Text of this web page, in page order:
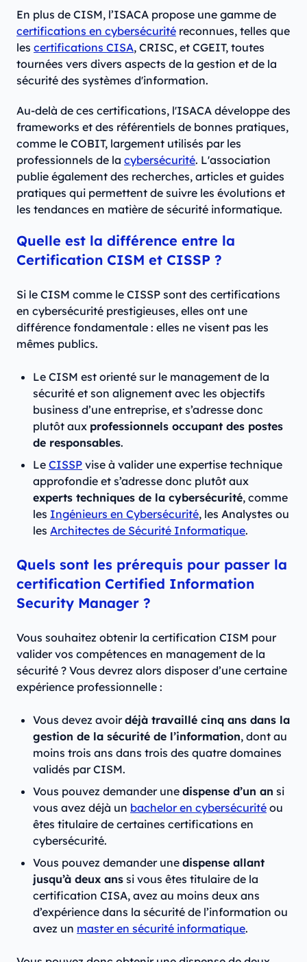
En plus de CISM, l’ISACA propose une gamme de
certifications en cybersécurité reconnues, telles que
les certifications CISA, CRISC, et CGEIT, toutes
tournées vers divers aspects de la gestion et de la
sécurité des systèmes d'information.
Au-delà de ces certifications, l'ISACA développe des
frameworks et des référentiels de bonnes pratiques,
comme le COBIT, largement utilisés par les
professionnels de la cybersécurité. L'association
publie également des recherches, articles et guides
pratiques qui permettent de suivre les évolutions et
les tendances en matière de sécurité informatique.
Quelle est la différence entre la
Certification CISM et CISSP ?
Si le CISM comme le CISSP sont des certifications
en cybersécurité prestigieuses, elles ont une
différence fondamentale : elles ne visent pas les
mêmes publics.
Le CISM est orienté sur le management de la
sécurité et son alignement avec les objectifs
business d’une entreprise, et s’adresse donc
plutôt aux professionnels occupant des postes
de responsables.
Le CISSP vise à valider une expertise technique
approfondie et s’adresse donc plutôt aux
experts techniques de la cybersécurité, comme
les Ingénieurs en Cybersécurité, les Analystes ou
les Architectes de Sécurité Informatique.
Quels sont les prérequis pour passer la
certification Certified Information
Security Manager ?
Vous souhaitez obtenir la certification CISM pour
valider vos compétences en management de la
sécurité ? Vous devrez alors disposer d’une certaine
expérience professionnelle :
Vous devez avoirdéjà travaillé cinq ans dans la
gestion de la sécurité de l’information, dont au
moins trois ans dans trois des quatre domaines
validés par CISM.
Vous pouvez demander une dispense d’un an si
vous avez déjà un bachelor en cybersécurité ou
êtes titulaire de certaines certifications en
cybersécurité.
Vous pouvez demander une dispense allant
jusqu’à deux ans si vous êtes titulaire de la
certification CISA, avez au moins deux ans
d’expérience dans la sécurité de l’information ou
avez un master en sécurité informatique.